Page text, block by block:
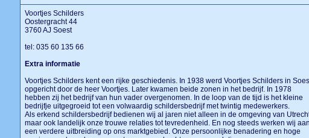
Voortjes Schilders
Oostergracht 44
3760 AJ Soest
tel: 035 60 135 66
Extra informatie
Voortjes Schilders kent een rijke geschiedenis. In 1938 werd Voortjes Schilders in
opgericht door de heer Voortjes. Later kwamen beide zonen in het bedrijf. In 1978
hebben zij het bedrijf van hun vader overgenomen. In de loop van de tijd is het kleine
bedrijfje uitgegroeid tot een volwaardig schildersbedrijf met twintig medewerkers.
Als erkend schildersbedrijf bedienen wij al jaren niet alleen in de omgeving van
maar ook landelijk onze trouwe relaties tot tevredenheid. En nog steeds werken wij aan
een verdere uitbreiding op ons marktgebied. Onze persoonlijke benadering en hoge